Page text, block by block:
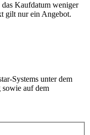
Kaufdatum weniger
gilt nur ein Angebot.
Systems unter dem
sowie auf dem